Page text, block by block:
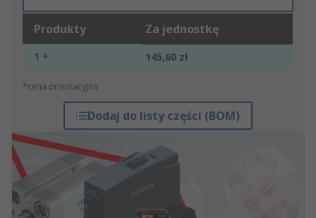
Produkty Za jednostkę
1 + 145,60 zł
*cena orientacyjna
Dodaj do listy części (BOM)